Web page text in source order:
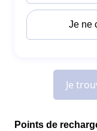
Points de